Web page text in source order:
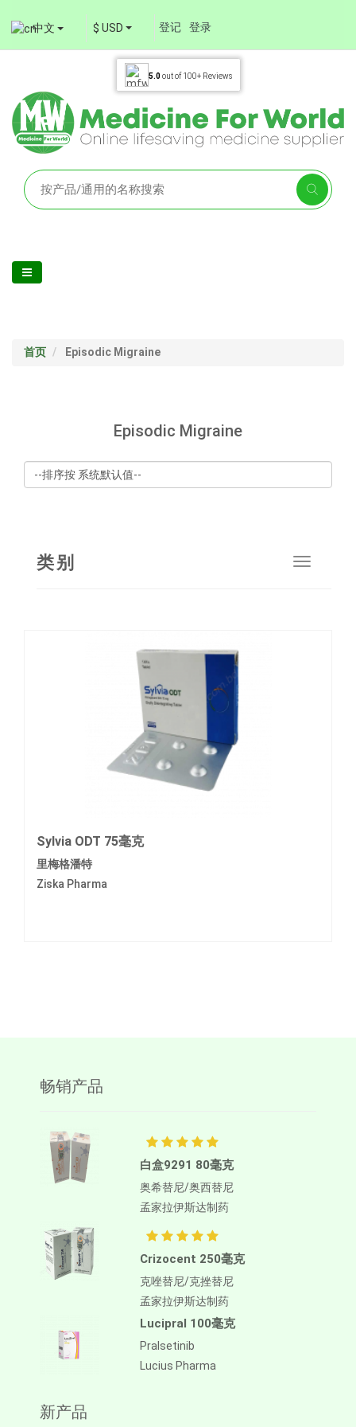
中文 $ USD 登记 登录
5.0out of 100+ Reviews
首页 Episodic Migraine
Episodic Migraine
Toggle
类别
Sylvia ODT 75毫克
里梅格潘特
Ziska Pharma
畅销产品
白盒9291 80毫克
奥希替尼/奥西替尼
孟家拉伊斯达制药
Crizocent 250毫克
克唑替尼/克挫替尼
孟家拉伊斯达制药
Lucipral 100毫克
Pralsetinib
Lucius Pharma
新产品